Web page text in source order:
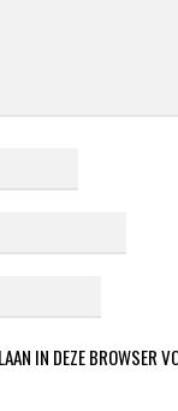
IN DEZE BROWSER